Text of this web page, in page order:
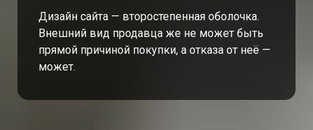
Дизайн сайта — второстепенная оболочка.
Внешний вид продавца же не может быть
прямой причиной покупки, а отказа от неё —
может.